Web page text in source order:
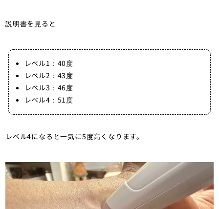
説明書を見ると
レベル1：40度
レベル2：43度
レベル3：46度
レベル4：51度
レベル4になると一気に5度高くなります。